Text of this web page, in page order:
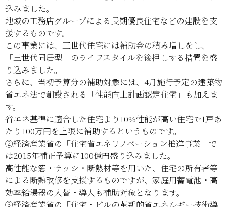
込みました。
地域の工務店グループによる長期優良住宅などの建設を支
援するものです。
この事業には、三世代住宅には補助金の積み増しをし、
「三世代同居型」のライフスタイルを後押しする措置を盛
り込みました。
さらに、当初予算分の補助対象には、4月施行予定の建築物
省エネ法で創設される「性能向上計画認定住宅」も加えま
す。
省エネ基準に適合した住宅より10%性能が高い住宅で1戸あ
たり100万円を上限に補助するというものです。
②経済産業省の「住宅省エネリノベーション推進事業」で
は2015年補正予算に100億円盛り込みました。
高性能な窓・サッシ・断熱材等を用いた、住宅の所有者等
による断熱改修を支援するものですが、家庭用蓄電池・高
効率給湯器の入替・導入も補助対象となります。